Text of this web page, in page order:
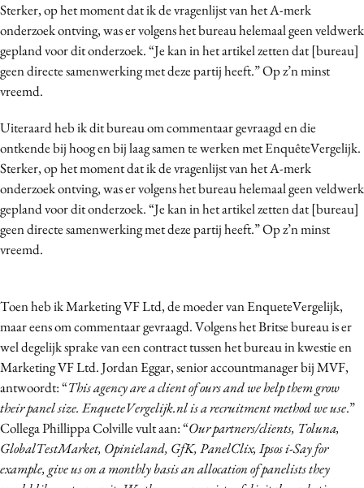
Sterker, op het moment dat ik de vragenlijst van het A-merk
onderzoek ontving, was er volgens het bureau helemaal geen veldwerk
gepland voor dit onderzoek. “Je kan in het artikel zetten dat [bureau]
geen directe samenwerking met deze partij heeft.” Op z’n minst
vreemd.
Uiteraard heb ik dit bureau om commentaar gevraagd en die
ontkende bij hoog en bij laag samen te werken met EnquêteVergelijk.
Sterker, op het moment dat ik de vragenlijst van het A-merk
onderzoek ontving, was er volgens het bureau helemaal geen veldwerk
gepland voor dit onderzoek. “Je kan in het artikel zetten dat [bureau]
geen directe samenwerking met deze partij heeft.” Op z’n minst
vreemd.
Toen heb ik Marketing VF Ltd, de moeder van EnqueteVergelijk,
maar eens om commentaar gevraagd. Volgens het Britse bureau is er
wel degelijk sprake van een contract tussen het bureau in kwestie en
Marketing VF Ltd. Jordan Eggar, senior accountmanager bij MVF,
antwoordt: “This agency are a client of ours and we help them grow
their panel size. EnqueteVergelijk.nl is a recruitment method we use.”
Collega Phillippa Colville vult aan: “Our partners/clients, Toluna,
GlobalTestMarket, Opinieland, GfK, PanelClix, Ipsos i-Say for
example, give us on a monthly basis an allocation of panelists they